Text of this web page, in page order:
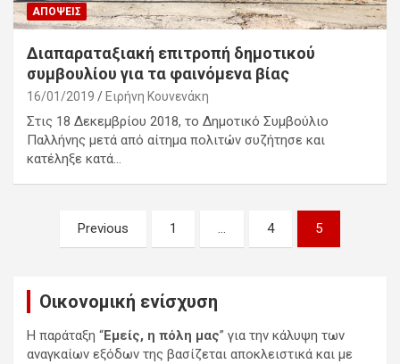
ΑΠΌΨΕΙΣ
Διαπαραταξιακή επιτροπή δημοτικού
συμβουλίου για τα φαινόμενα βίας
16/01/2019 Ειρήνη Κουνενάκη
Στις 18 Δεκεμβρίου 2018, το Δημοτικό Συμβούλιο
Παλλήνης μετά από αίτημα πολιτών συζήτησε και
κατέληξε κατά…
Previous 1 … 4 5
Οικονομική ενίσχυση
Η παράταξη “Εμείς, η πόλη μας” για την κάλυψη των
αναγκαίων εξόδων της βασίζεται αποκλειστικά και με